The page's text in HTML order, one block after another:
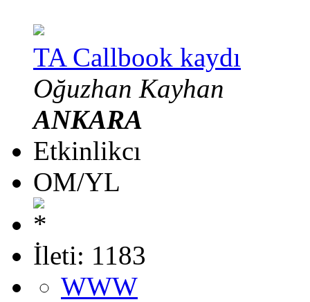
TA Callbook kaydı
Oğuzhan Kayhan
ANKARA
Etkinlikcı
OM/YL
İleti: 1183
WWW